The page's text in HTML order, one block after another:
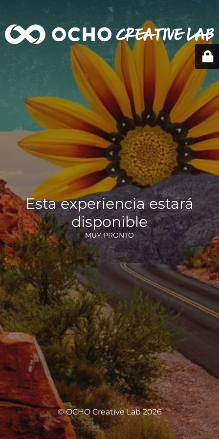
Esta experiencia estará
disponible
MUY PRONTO
© OCHO Creative Lab 2026